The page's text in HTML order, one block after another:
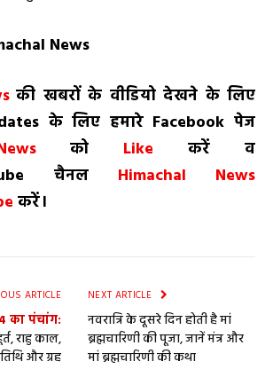
News
की खबरों के वीडियो देखने के लिए
के लिए हमारेFacebookपेज
को Like करें व
चैनल
Himachal News
करें।
ARTICLE
का पंचांग:
राहु काल,
तिथि और ग्रह
NEXT ARTICLE
नवरात्रि के दूसरे दिन होती है मां
ब्रह्मचारिणी की पूजा, जानें मंत्र और
मां ब्रह्मचारिणी की कथा